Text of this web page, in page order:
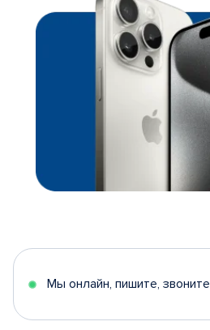
Мы онлайн, пишите, звоните